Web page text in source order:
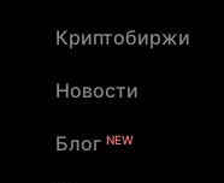
Криптобиржи
Новости
Блог NEW